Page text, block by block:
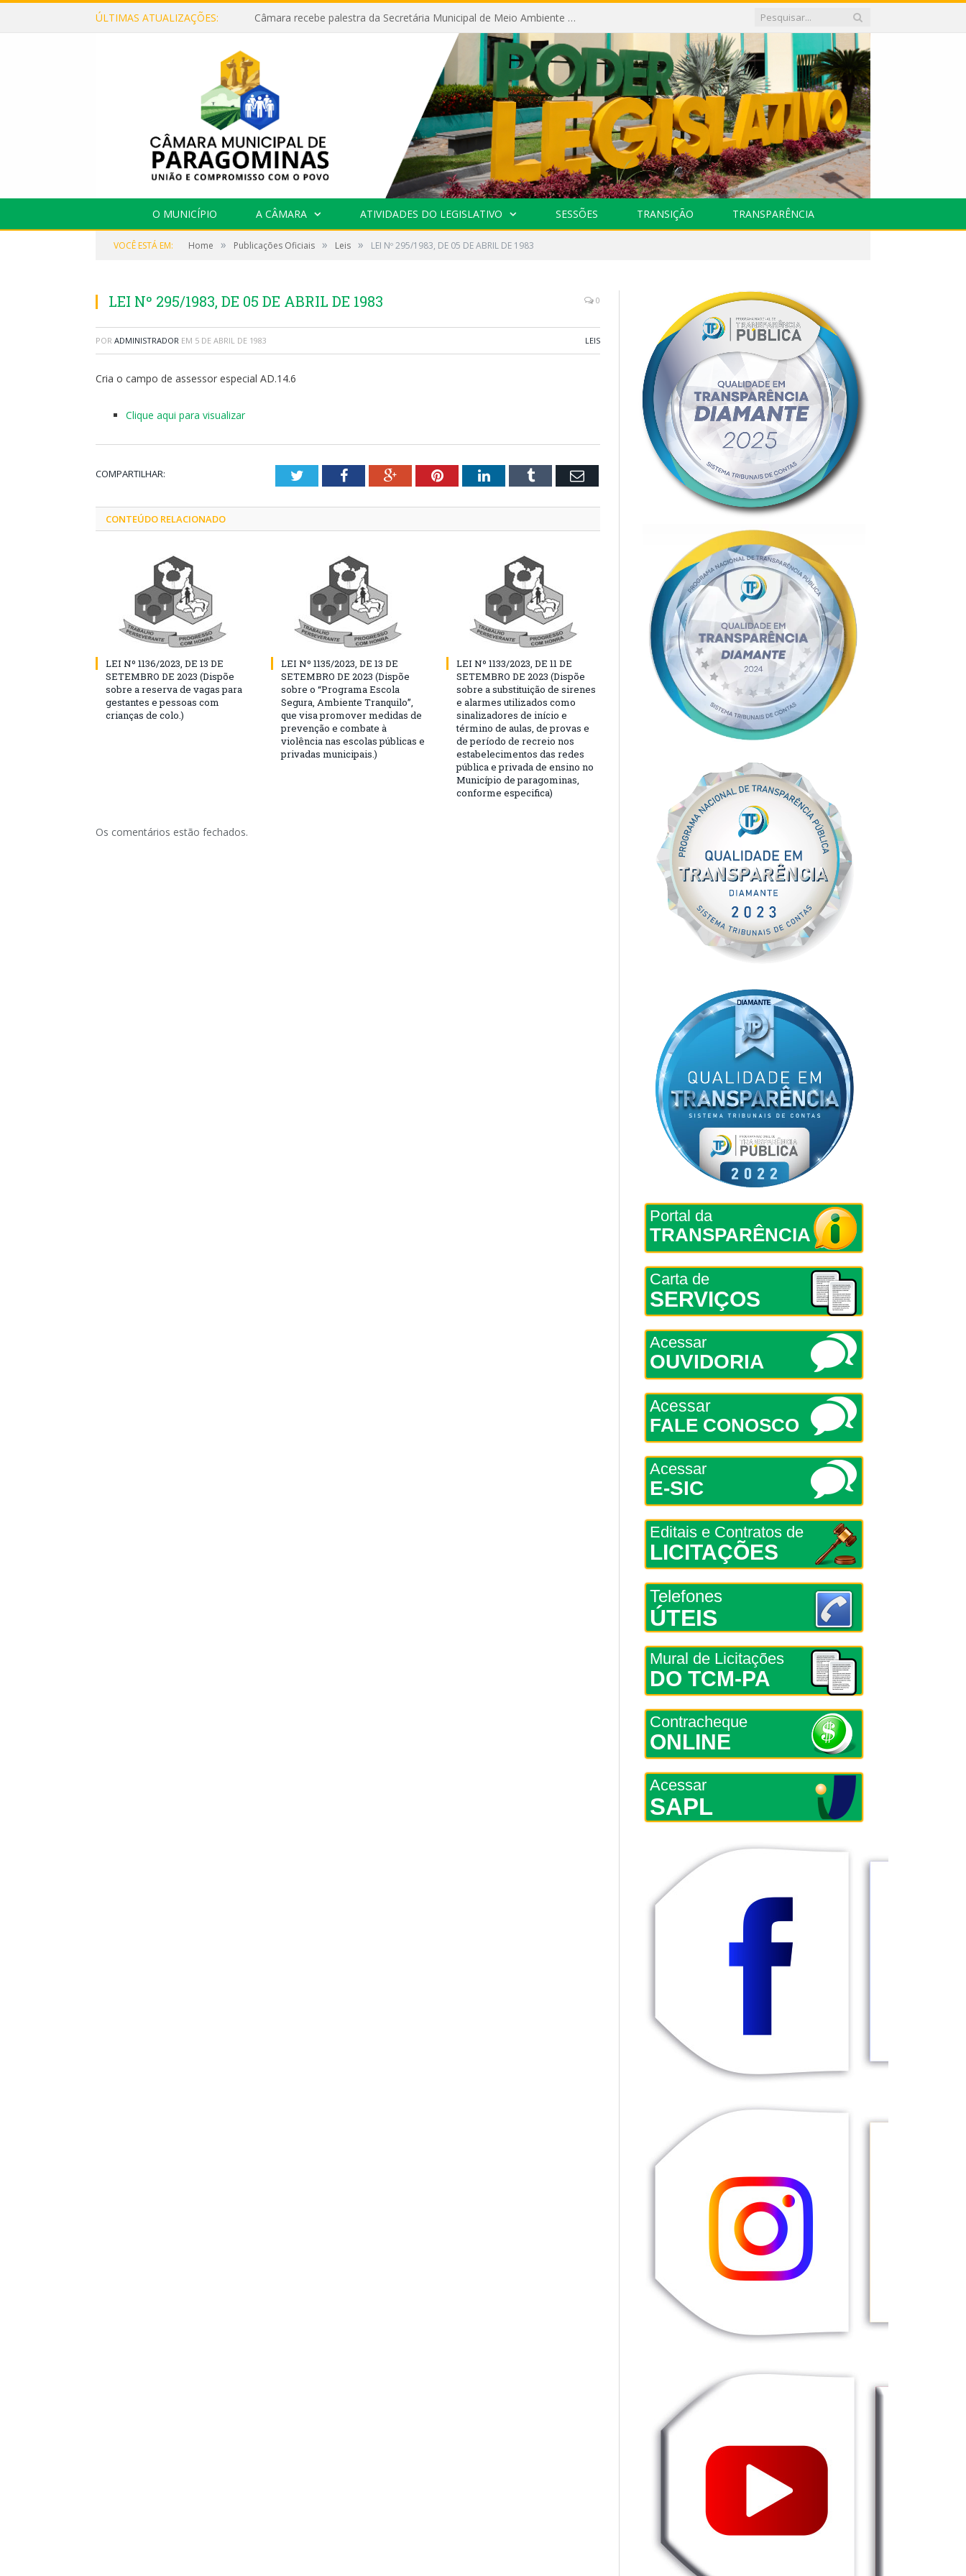
ÚLTIMAS ATUALIZAÇÕES: Câmara recebe palestra da Secretária Municipal de Meio Ambiente sobre as ações da “SEMANA DO MEIO AMBIENTE”
O MUNICÍPIO A CÂMARA ATIVIDADES DO LEGISLATIVO SESSÕES TRANSIÇÃO TRANSPARÊNCIA
VOCÊ ESTÁ EM: Home » Publicações Oficiais » Leis » LEI Nº 295/1983, DE 05 DE ABRIL DE 1983
LEI Nº 295/1983, DE 05 DE ABRIL DE 1983 0
POR ADMINISTRADOR EM 5 DE ABRIL DE 1983 LEIS
Cria o campo de assessor especial AD.14.6
Clique aqui para visualizar
COMPARTILHAR: TwitterFacebookGoogle+PinterestLinkedInTumblr Email
CONTEÚDO RELACIONADO
LEI Nº 1136/2023, DE 13 DE
SETEMBRO DE 2023 (Dispõe
sobre a reserva de vagas para
gestantes e pessoas com
crianças de colo.)
LEI Nº 1135/2023, DE 13 DE
SETEMBRO DE 2023 (Dispõe
sobre o “Programa Escola
Segura, Ambiente Tranquilo”,
que visa promover medidas de
prevenção e combate à
violência nas escolas públicas e
privadas municipais.)
LEI Nº 1133/2023, DE 11 DE
SETEMBRO DE 2023 (Dispõe
sobre a substituição de sirenes
e alarmes utilizados como
sinalizadores de início e
término de aulas, de provas e
de período de recreio nos
estabelecimentos das redes
pública e privada de ensino no
Município de paragominas,
conforme especifica)
Os comentários estão fechados.
Portal da
TRANSPARÊNCIA
Carta de
SERVIÇOS
Acessar
OUVIDORIA
Acessar
FALE CONOSCO
Acessar
E-SIC
Editais e Contratos de
LICITAÇÕES
Telefones
ÚTEIS
Mural de Licitações
DO TCM-PA
Contracheque
ONLINE
Acessar
SAPL